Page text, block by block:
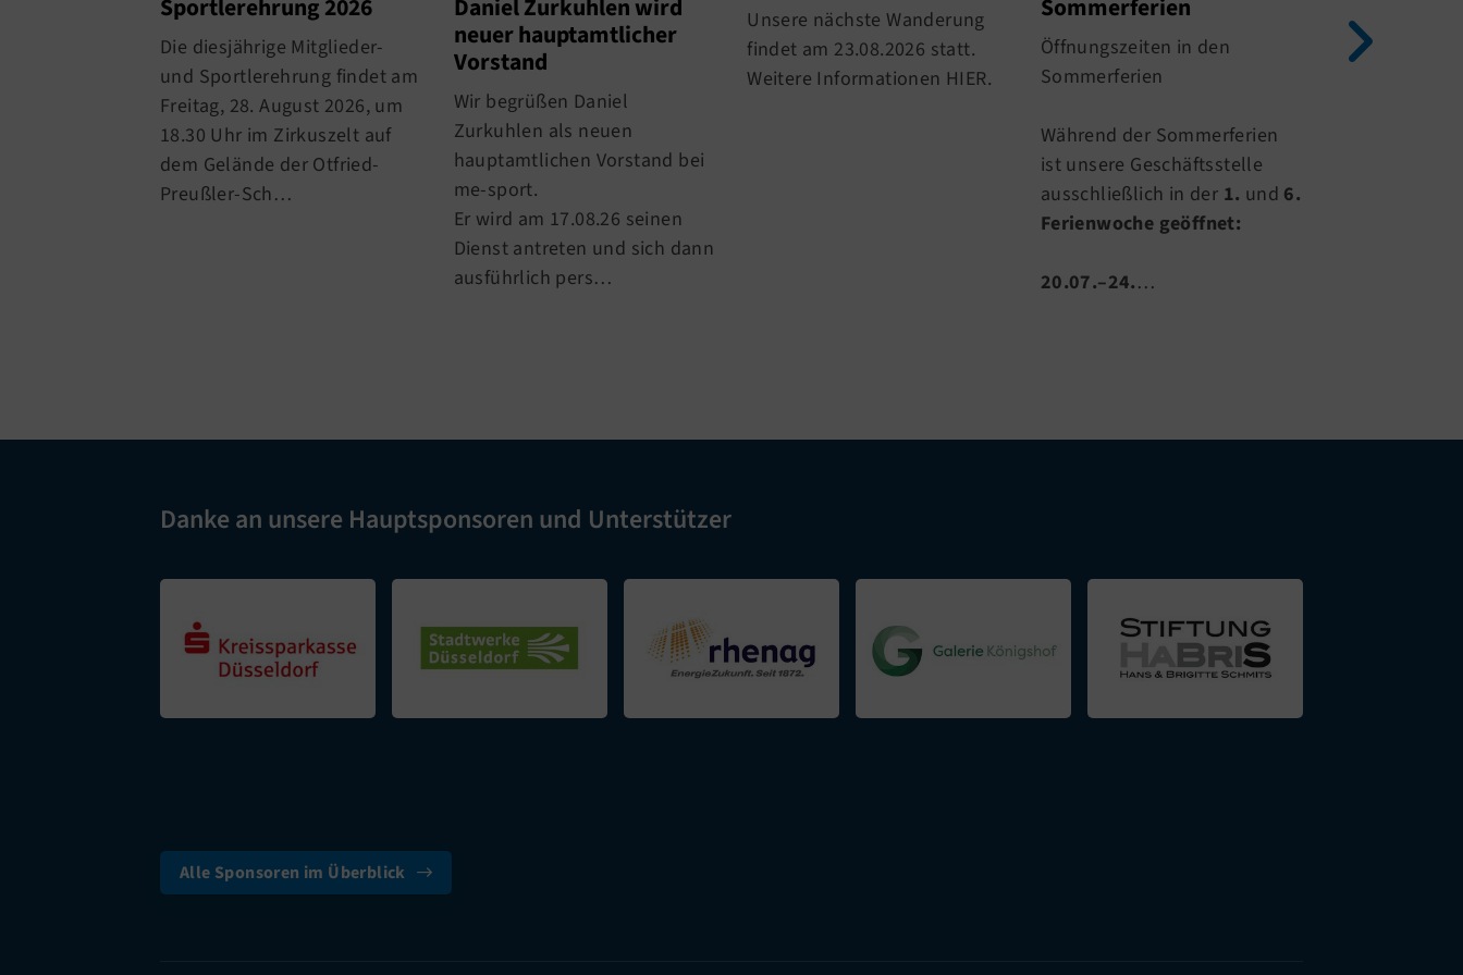
Sportlerehrung 2026
Die diesjährige Mitglieder-
und Sportlerehrung findet am
Freitag, 28. August 2026, um
18.30 Uhr im Zirkuszelt auf
dem Gelände der Otfried-
Preußler-Sch…
Daniel Zurkuhlen wird
neuer hauptamtlicher
Vorstand
Wir begrüßen Daniel
Zurkuhlen als neuen
hauptamtlichen Vorstand bei
me-sport.
Er wird am 17.08.26 seinen
Dienst antreten und sich dann
ausführlich pers…
Unsere nächste Wanderung
findet am 23.08.2026 statt.
Weitere Informationen HIER.
Sommerferien
Öffnungszeiten in den
Sommerferien
Während der Sommerferien
ist unsere Geschäftsstelle
ausschließlich in der 1. und 6.
Ferienwoche geöffnet:
20.07.–24.…
Am
Danke an unsere Hauptsponsoren und Unterstützer
Alle Sponsoren im Überblick